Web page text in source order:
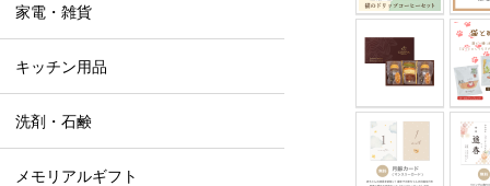
家電・雑貨
キッチン用品
洗剤・石鹸
メモリアルギフト